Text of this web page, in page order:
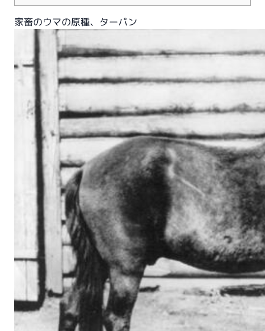
家畜のウマの原種、ターパン